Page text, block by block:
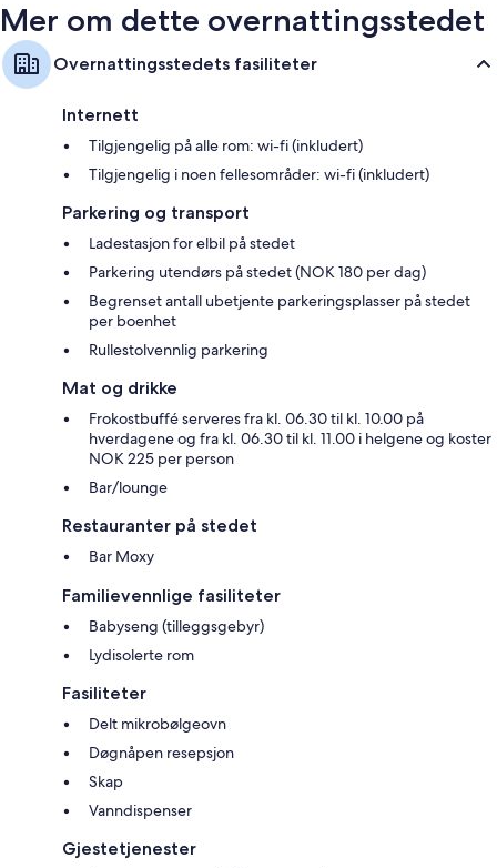
Mer om dette overnattingsstedet
Overnattingsstedets fasiliteter
Internett
Tilgjengelig på alle rom: wi-fi (inkludert)
Tilgjengelig i noen fellesområder: wi-fi (inkludert)
Parkering og transport
Ladestasjon for elbil på stedet
Parkering utendørs på stedet (NOK 180 per dag)
Begrenset antall ubetjente parkeringsplasser på stedet
per boenhet
Rullestolvennlig parkering
Mat og drikke
Frokostbuffé serveres fra kl. 06.30 til kl. 10.00 på
hverdagene og fra kl. 06.30 til kl. 11.00 i helgene og koster
NOK 225 per person
Bar/lounge
Restauranter på stedet
Bar Moxy
Familievennlige fasiliteter
Babyseng (tilleggsgebyr)
Lydisolerte rom
Fasiliteter
Delt mikrobølgeovn
Døgnåpen resepsjon
Skap
Vanndispenser
Gjestetjenester